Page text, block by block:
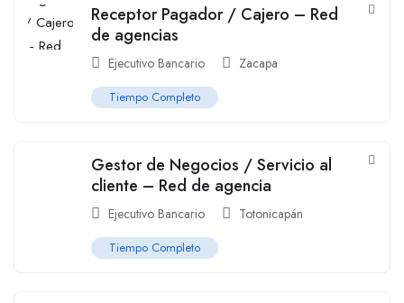
Receptor Pagador / Cajero – Red
de agencias
Ejecutivo Bancario Zacapa
Tiempo Completo
Gestor de Negocios / Servicio al
cliente – Red de agencia
Ejecutivo Bancario Totonicapán
Tiempo Completo